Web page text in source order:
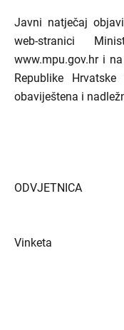
Javni natječaj
web-stranici
www.mpu.gov.hr i
Republike
obaviještena i
ODVJETNICA
Vinketa